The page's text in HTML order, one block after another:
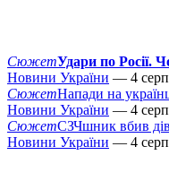
СюжетУдари по Росії.
Новини України — 4
СюжетНапади на
Новини України — 4
СюжетСЗЧшник вбив
Новини України — 4